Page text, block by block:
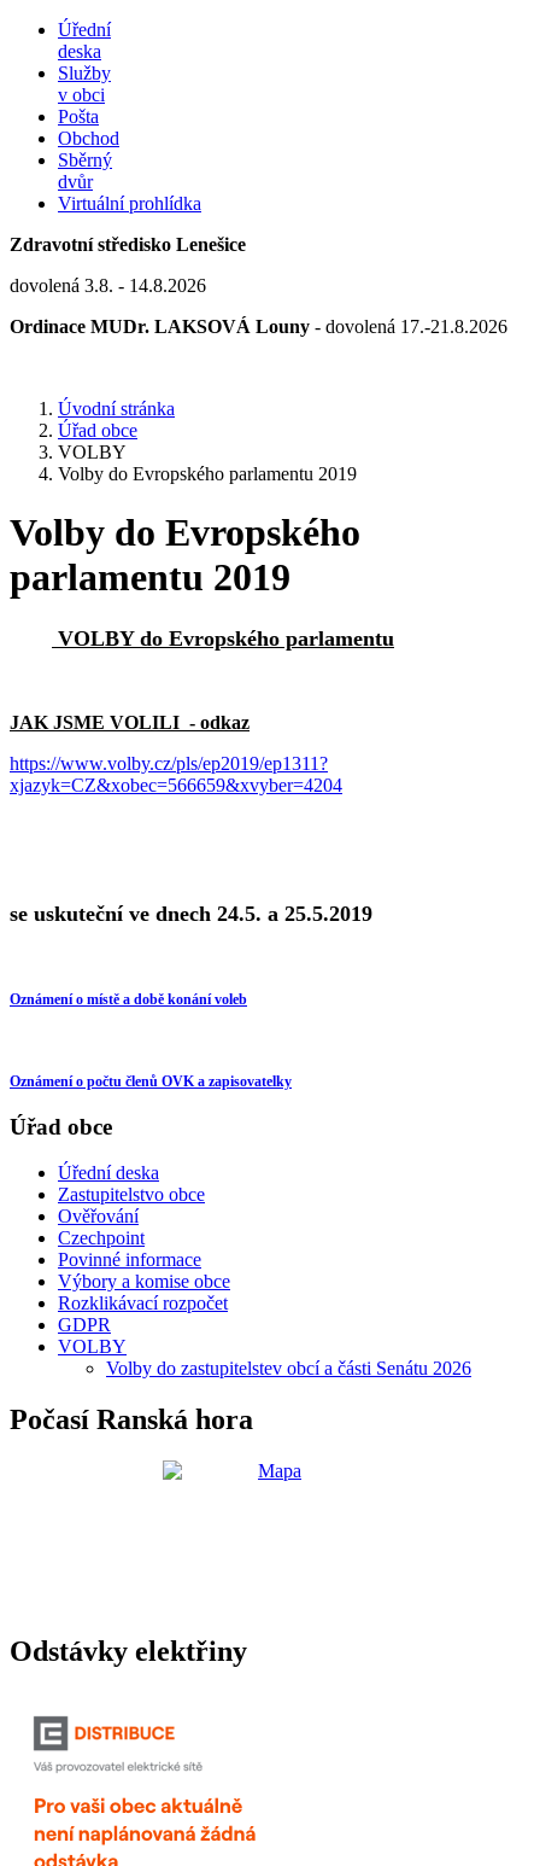
Úřední
deska
Služby
v obci
Pošta
Obchod
Sběrný
dvůr
Virtuální prohlídka
Zdravotní středisko Lenešice
dovolená 3.8. - 14.8.2026
Ordinace MUDr. LAKSOVÁ Louny - dovolená 17.-21.8.2026
Úvodní stránka
Úřad obce
VOLBY
Volby do Evropského parlamentu 2019
Volby do Evropského
parlamentu 2019
VOLBY do Evropského parlamentu
JAK JSME VOLILI - odkaz
https://www.volby.cz/pls/ep2019/ep1311?
xjazyk=CZ&xobec=566659&xvyber=4204
se uskuteční ve dnech 24.5. a 25.5.2019
Oznámení o místě a době konání voleb
Oznámení o počtu členů OVK a zapisovatelky
Úřad obce
Úřední deska
Zastupitelstvo obce
Ověřování
Czechpoint
Povinné informace
Výbory a komise obce
Rozklikávací rozpočet
GDPR
VOLBY
Volby do zastupitelstev obcí a části Senátu 2026
Počasí Ranská hora
Odstávky elektřiny